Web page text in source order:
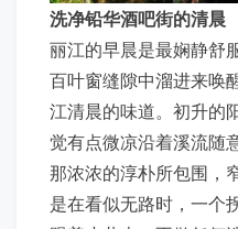
洗净铅华酒吧街的清晨
丽江的早晨是最娴静舒
百叶窗缝隙中溜进来唤
江清晨的味道。初升的
觉有点微凉沿着溪流随
那浓浓的淳朴所包围，
是在看似无路时，一个